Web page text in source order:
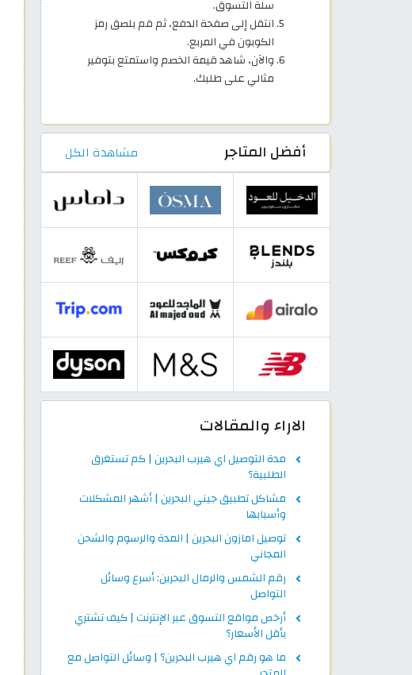
سلة التسوق.
انتقل إلى صفحة الدفع، ثم قم بلصق رمز
الكوبون في المربع.
والآن، شاهد قيمة الخصم واستمتع بتوفير
مثالي على طلبك.
أفضل المتاجر مشاهدة الكل
الاراء والمقالات
مدة التوصيل اي هيرب البحرين | كم تستغرق
الطلبية؟
مشاكل تطبيق جيني البحرين | أشهر المشكلات
وأسبابها
توصيل امازون البحرين | المدة والرسوم والشحن
المجاني
رقم الشمس والرمال البحرين: أسرع وسائل
التواصل
أرخص مواقع التسوق عبر الإنترنت | كيف تشتري
بأقل الأسعار؟
ما هو رقم اي هيرب البحرين؟ | وسائل التواصل مع